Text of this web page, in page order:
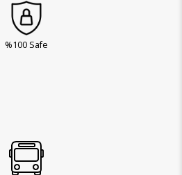
%100 Safe